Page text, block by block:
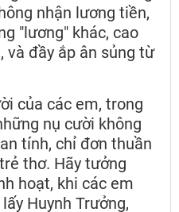
nhận lương tiền,
"lương" khác, cao
và đầy ắp ân sủng từ
của các em, trong
nụ cười không
tính, chỉ đơn thuần
thơ. Hãy tưởng
hoạt, khi các em
Huynh Trưởng,